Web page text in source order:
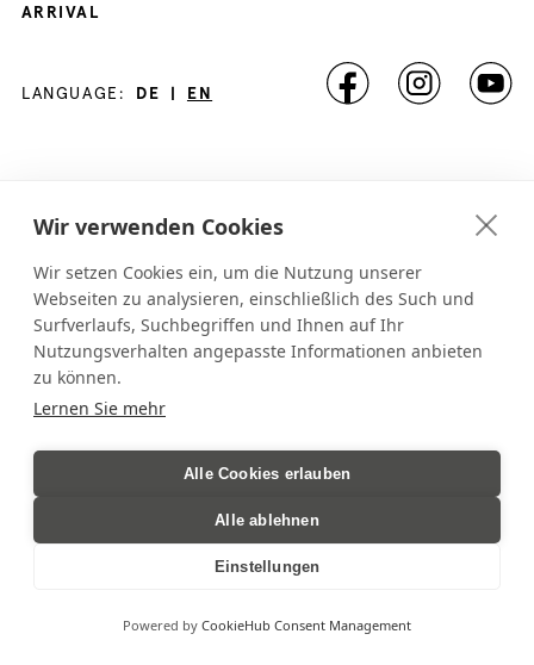
ARRIVAL
LANGUAGE: DE | EN
Wir verwenden Cookies
Wir setzen Cookies ein, um die Nutzung unserer
Webseiten zu analysieren, einschließlich des Such und
Surfverlaufs, Suchbegriffen und Ihnen auf Ihr
Nutzungsverhalten angepasste Informationen anbieten
zu können.
Lernen Sie mehr
Alle Cookies erlauben
Alle ablehnen
Einstellungen
Powered by CookieHub Consent Management